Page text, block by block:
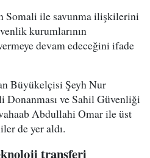
Somali ile savunma ilişkilerini
kurumlarının
devam edeceğini ifade
Büyükelçisi Şeyh Nur
Donanması ve Sahil Güvenliği
Abdullahi Omar ile üst
de yer aldı.
transferi